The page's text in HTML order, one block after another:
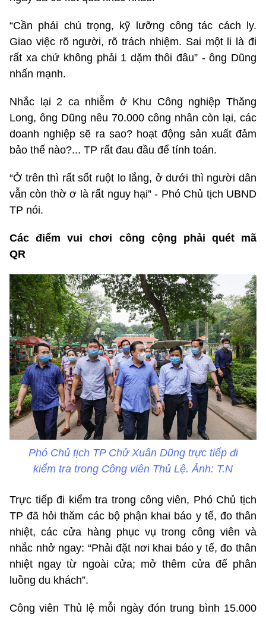
“Cần phải chú trọng, kỹ lưỡng công tác cách ly.
Giao việc rõ người, rõ trách nhiệm. Sai một li là đi
rất xa chứ không phải 1 dặm thôi đâu” - ông Dũng
nhấn mạnh.
Nhắc lại 2 ca nhiễm ở Khu Công nghiệp Thăng
Long, ông Dũng nêu 70.000 công nhân còn lại, các
doanh nghiệp sẽ ra sao? hoạt động sản xuất đảm
bảo thế nào?... TP rất đau đầu để tính toán.
“Ở trên thì rất sốt ruột lo lắng, ở dưới thì người dân
vẫn còn thờ ơ là rất nguy hại” - Phó Chủ tịch UBND
TP nói.
Các điểm vui chơi công cộng phải quét mã
QR
Phó Chủ tịch TP Chử Xuân Dũng trực tiếp đi
kiểm tra trong Công viên Thủ Lệ. Ảnh: T.N
Trực tiếp đi kiểm tra trong công viên, Phó Chủ tịch
TP đã hỏi thăm các bộ phận khai báo y tế, đo thân
nhiệt, các cửa hàng phục vụ trong công viên và
nhắc nhở ngay: “Phải đặt nơi khai báo y tế, đo thân
nhiệt ngay từ ngoài cửa; mở thêm cửa để phân
luồng du khách”.
Công viên Thủ lệ mỗi ngày đón trung bình 15.000